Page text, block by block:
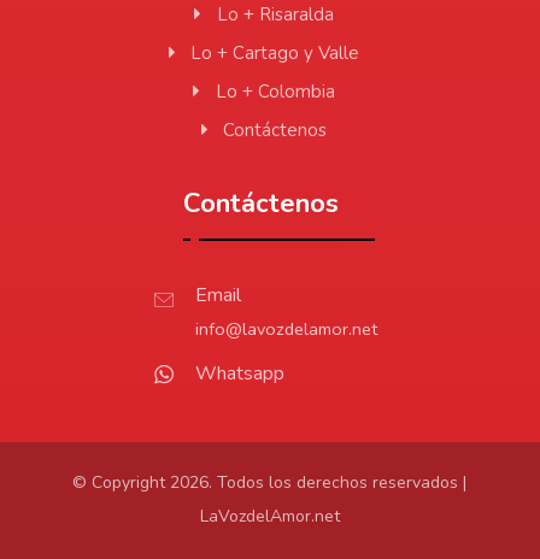
Lo + Risaralda
Lo + Cartago y Valle
Lo + Colombia
Contáctenos
Contáctenos
Email
info@lavozdelamor.net
Whatsapp
© Copyright 2026. Todos los derechos reservados |
LaVozdelAmor.net